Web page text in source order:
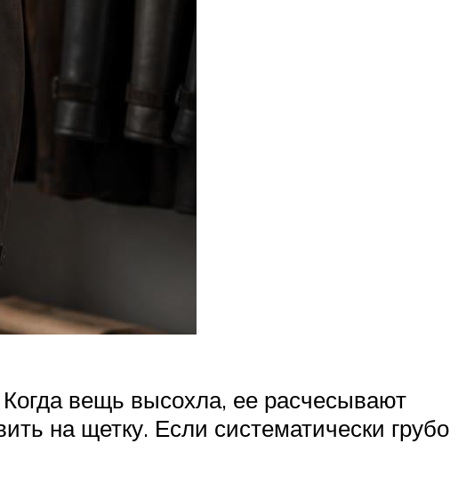
вещь высохла, ее расчесывают
на щетку. Если систематически грубо